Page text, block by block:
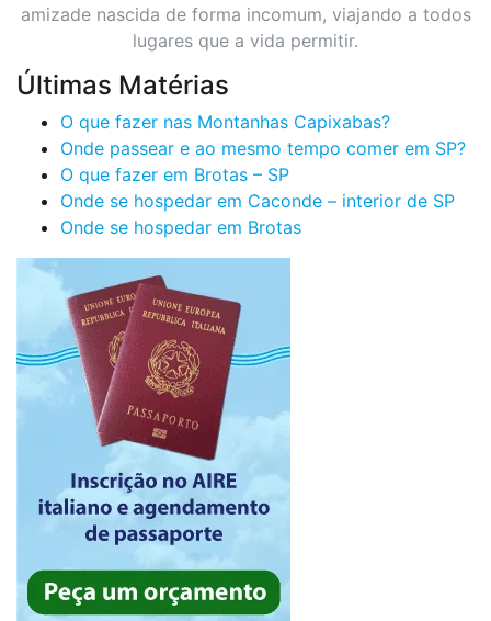
amizade nascida de forma incomum, viajando a todos
lugares que a vida permitir.
Últimas Matérias
O que fazer nas Montanhas Capixabas?
Onde passear e ao mesmo tempo comer em SP?
O que fazer em Brotas – SP
Onde se hospedar em Caconde – interior de SP
Onde se hospedar em Brotas